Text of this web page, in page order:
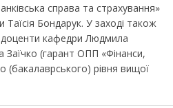
справа та страхування»
Таїсія Бондарук. У заході також
доценти кафедри Людмила
Заїчко (гарант ОПП «Фінанси,
(бакалаврського) рівня вищої